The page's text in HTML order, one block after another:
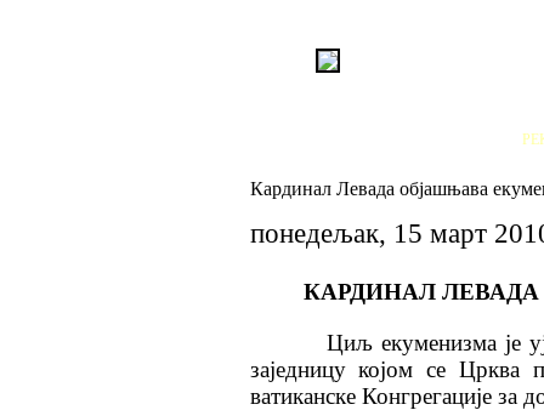
Кардинал Левада објашњава
понедељак, 15 март
КАРДИНАЛ
Циљ екуменизма је
заједницу којом се Црква
ватиканске Конгрегације за